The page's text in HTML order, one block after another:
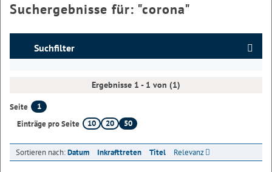
Suchergebnisse für: "corona"
Suchfilter
Ergebnisse 1 - 1 von (1)
Seite
1
Einträge pro Seite
10 20 50
Sortieren nach:Datum Inkrafttreten Titel Relevanz